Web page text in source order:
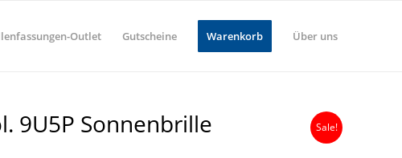
Outlet Gutscheine Warenkorb Über uns
Sale!
9U5P Sonnenbrille